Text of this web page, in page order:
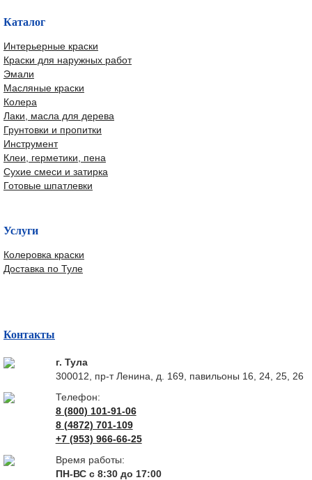
Каталог
Интерьерные краски
Краски для наружных работ
Эмали
Масляные краски
Колера
Лаки, масла для дерева
Грунтовки и пропитки
Инструмент
Клеи, герметики, пена
Сухие смеси и затирка
Готовые шпатлевки
Услуги
Колеровка краски
Доставка по Туле
Контакты
г. Тула
300012, пр-т Ленина, д. 169, павильоны 16, 24, 25, 26
Телефон:
8 (800) 101-91-06
8 (4872) 701-109
+7 (953) 966-66-25
Время работы:
ПН-ВС с 8:30 до 17:00